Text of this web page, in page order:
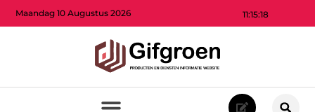
11:15:20
Maandag 10 Augustus 2026